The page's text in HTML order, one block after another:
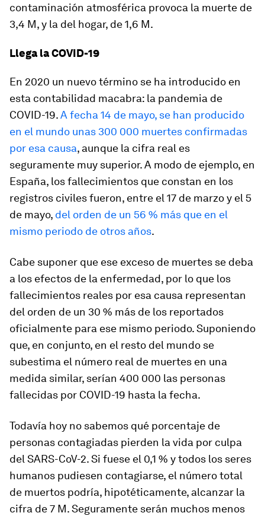
contaminación atmosférica provoca la muerte de
3,4 M, y la del hogar, de 1,6 M.
Llega la COVID-19
En 2020 un nuevo término se ha introducido en
esta contabilidad macabra: la pandemia de
COVID-19.A fecha 14 de mayo, se han producido
en el mundo unas 300 000 muertes confirmadas
por esa causa, aunque la cifra real es
seguramente muy superior. A modo de ejemplo, en
España, los fallecimientos que constan en los
registros civiles fueron, entre el 17 de marzo y el 5
de mayo, del orden de un 56 % más que en el
mismo periodo de otros años.
Cabe suponer que ese exceso de muertes se deba
a los efectos de la enfermedad, por lo que los
fallecimientos reales por esa causa representan
del orden de un 30 % más de los reportados
oficialmente para ese mismo periodo. Suponiendo
que, en conjunto, en el resto del mundo se
subestima el número real de muertes en una
medida similar, serían 400 000 las personas
fallecidas por COVID-19 hasta la fecha.
Todavía hoy no sabemos qué porcentaje de
personas contagiadas pierden la vida por culpa
del SARS-CoV-2. Si fuese el 0,1 % y todos los seres
humanos pudiesen contagiarse, el número total
de muertos podría, hipotéticamente, alcanzar la
cifra de 7 M. Seguramente serán muchos menos